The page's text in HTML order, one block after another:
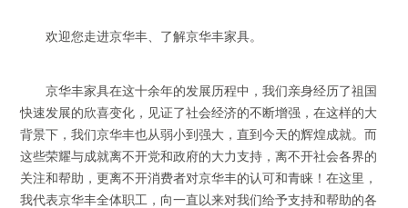
欢迎您走进京华丰、了解京华丰家具。
京华丰家具在这十余年的发展历程中，我们亲身经历了祖国
快速发展的欣喜变化，见证了社会经济的不断增强，在这样的大
背景下，我们京华丰也从弱小到强大，直到今天的辉煌成就。而
这些荣耀与成就离不开党和政府的大力支持，离不开社会各界的
关注和帮助，更离不开消费者对京华丰的认可和青睐！在这里，
我代表京华丰全体职工，向一直以来对我们给予支持和帮助的各